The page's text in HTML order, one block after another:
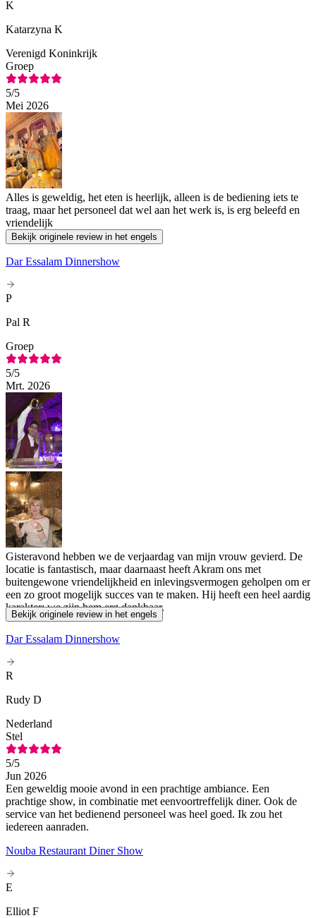
K
Katarzyna K
Verenigd Koninkrijk
Groep
5/5
Mei 2026
Alles is geweldig, het eten is heerlijk, alleen is de bediening iets te
traag, maar het personeel dat wel aan het werk is, is erg beleefd en
vriendelijk
Bekijk originele review in het engels
Dar Essalam Dinnershow
P
Pal R
Groep
5/5
Mrt. 2026
Gisteravond hebben we de verjaardag van mijn vrouw gevierd. De
locatie is fantastisch, maar daarnaast heeft Akram ons met
buitengewone vriendelijkheid en inlevingsvermogen geholpen om er
een zo groot mogelijk succes van te maken. Hij heeft een heel aardig
karakter; we zijn hem erg dankbaar.
Bekijk originele review in het engels
Dar Essalam Dinnershow
R
Rudy D
Nederland
Stel
5/5
Jun 2026
Een geweldig mooie avond in een prachtige ambiance. Een
prachtige show, in combinatie met eenvoortreffelijk diner. Ook de
service van het bedienend personeel was heel goed. Ik zou het
iedereen aanraden.
Nouba Restaurant Diner Show
E
Elliot F